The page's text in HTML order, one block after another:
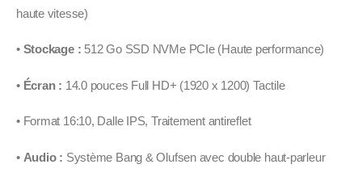
haute vitesse)
• Stockage : 512 Go SSD NVMe PCIe (Haute performance)
• Écran : 14.0 pouces Full HD+ (1920 x 1200) Tactile
• Format 16:10, Dalle IPS, Traitement antireflet
• Audio : Système Bang & Olufsen avec double haut-parleur